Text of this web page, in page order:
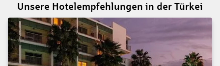
Unsere Hotelempfehlungen in der Türkei